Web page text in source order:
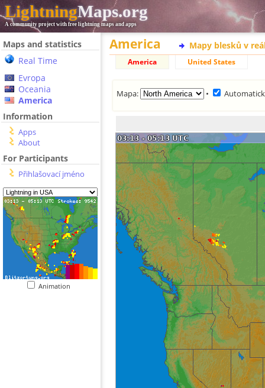
LightningMaps.org
A community project with free lightning maps and apps
Maps and statistics
Real Time
Evropa
Oceania
America
Information
Apps
About
For Participants
Přihlašovací jméno
Animation
America Mapy blesků v
America United States
Mapa: •